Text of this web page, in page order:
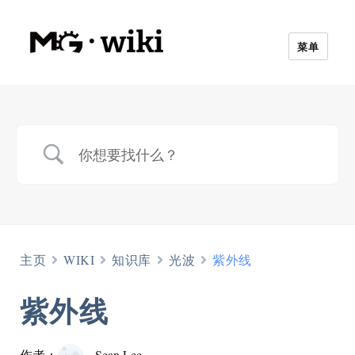
菜单
主页 WIKI 知识库 光波 紫外线
紫外线